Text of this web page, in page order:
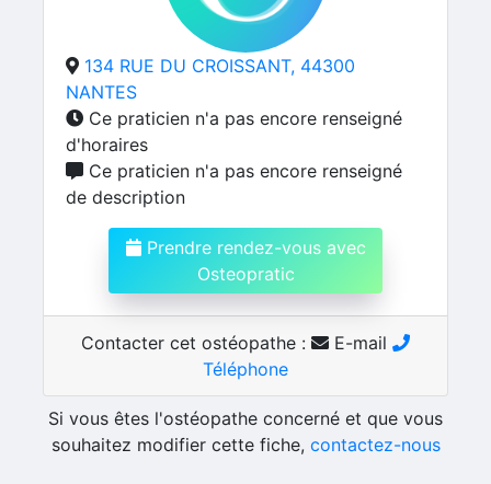
134 RUE DU CROISSANT, 44300
NANTES
Ce praticien n'a pas encore renseigné
d'horaires
Ce praticien n'a pas encore renseigné
de description
Prendre rendez-vous avec
Osteopratic
Contacter cet ostéopathe :
E-mail
Téléphone
Si vous êtes l'ostéopathe concerné et que vous
souhaitez modifier cette fiche, contactez-nous